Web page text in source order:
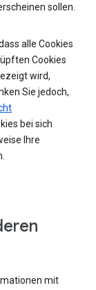
sollen.
alle Cookies
Cookies
wird,
Sie jedoch,
bei sich
Ihre
mit